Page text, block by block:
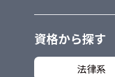
資格から探す
法律系